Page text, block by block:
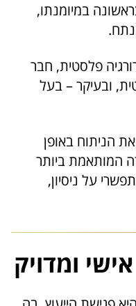
במיומנתו,
פלסטית, חבר
ובעיקר – בעל
הניתוח באופן
המותאמת ביותר
על ניסיון,
ומדויק